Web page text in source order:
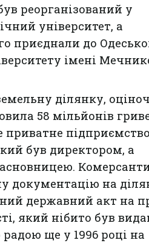
реорганізований у
університет, а
приєднали до
імені
ділянку,
58 мільйонів
приватне
був директором, а
документацію на
державний акт на
який нібито був
ще у 1996 році на